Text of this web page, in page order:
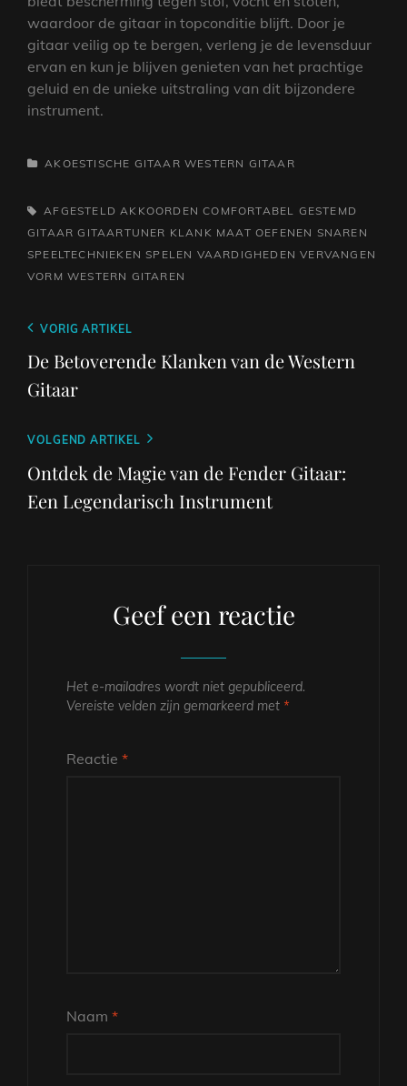
waardoor de gitaar in topconditie blijft. Door je
gitaar veilig op te bergen, verleng je de levensduur
ervan en kun je blijven genieten van het prachtige
geluid en de unieke uitstraling van dit bijzondere
instrument.
CATEGORIEËN
AKOESTISCHE GITAAR WESTERN GITAAR
TAGS,AFGESTELD AKKOORDEN COMFORTABEL
GESTEMD
GITAAR GITAARTUNER KLANK MAAT OEFENEN SNAREN
SPEELTECHNIEKEN SPELEN VAARDIGHEDEN VERVANGEN
VORM WESTERN GITAREN
Berichtnavigatie
Vorig
bericht
VORIG ARTIKEL
De Betoverende Klanken van de Western
Gitaar
Volgend
bericht
VOLGEND ARTIKEL
Ontdek de Magie van de Fender Gitaar:
Een Legendarisch Instrument
Geef een reactie
Het e-mailadres wordt niet gepubliceerd.
Vereiste velden zijn gemarkeerd met *
Reactie *
Naam *